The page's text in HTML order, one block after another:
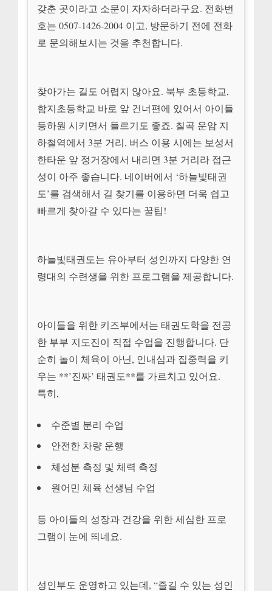
갖춘 곳이라고 소문이 자자하더라구요. 전화번
호는 0507-1426-2004 이고, 방문하기 전에 전화
로 문의해보시는 것을 추천합니다.
찾아가는 길도 어렵지 않아요. 북부 초등학교,
함지초등학교 바로 앞 건너편에 있어서 아이들
등하원 시키면서 들르기도 좋죠. 칠곡 운암 지
하철역에서 3분 거리, 버스 이용 시에는 보성서
한타운 앞 정거장에서 내리면 3분 거리라 접근
성이 아주 좋습니다. 네이버에서 ‘하늘빛태권
도’를 검색해서 길 찾기를 이용하면 더욱 쉽고
빠르게 찾아갈 수 있다는 꿀팁!
하늘빛태권도는 유아부터 성인까지 다양한 연
령대의 수련생을 위한 프로그램을 제공합니다.
아이들을 위한 키즈부에서는 태권도학을 전공
한 부부 지도진이 직접 수업을 진행합니다. 단
순히 놀이 체육이 아닌, 인내심과 집중력을 키
우는 **’진짜’ 태권도**를 가르치고 있어요.
특히,
수준별 분리 수업
안전한 차량 운행
체성분 측정 및 체력 측정
원어민 체육 선생님 수업
등 아이들의 성장과 건강을 위한 세심한 프로
그램이 눈에 띄네요.
성인부도 운영하고 있는데, “즐길 수 있는 성인